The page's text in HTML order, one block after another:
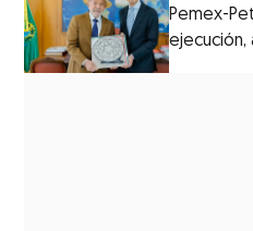
Pemex-
ejecución,